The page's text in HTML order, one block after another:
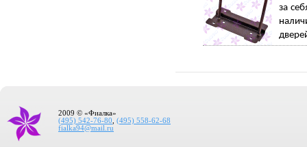
за
2009 © «Фиалка»
(495) 542-76-80
(495) 558-62-68
fialka94@mail.ru